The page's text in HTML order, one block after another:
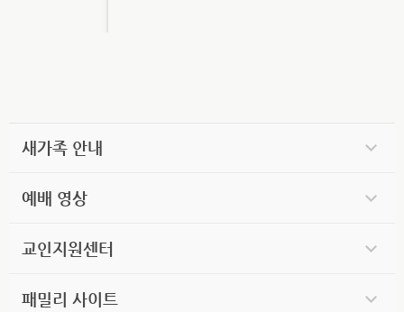
새가족 안내
예배 영상
교인지원센터
패밀리 사이트